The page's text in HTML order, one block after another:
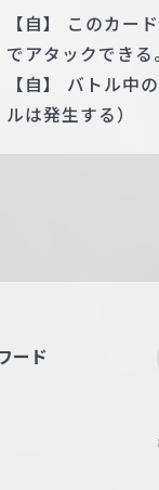
【自】 このカー
でアタックできる
【自】 バトル中
ルは発生する）
ード